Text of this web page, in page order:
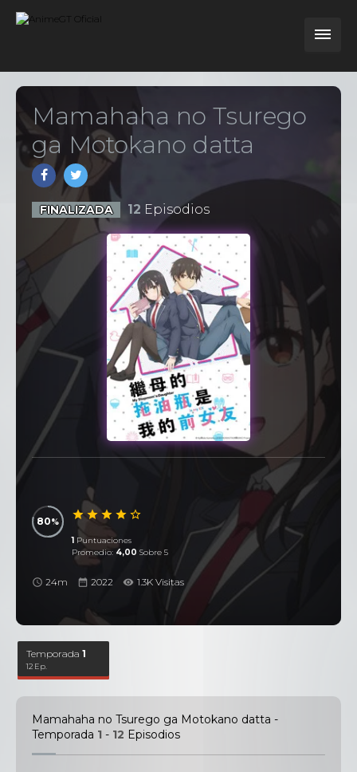
Mamahaha no Tsurego
ga Motokano datta
FINALIZADA 12 Episodios
80
1 Puntuaciones
Promedio: 4,00 Sobre 5
24m 2022 1.3K Visitas
Temporada1
12 Ep.
Mamahaha no Tsurego ga Motokano datta -
Temporada 1 - 12 Episodios